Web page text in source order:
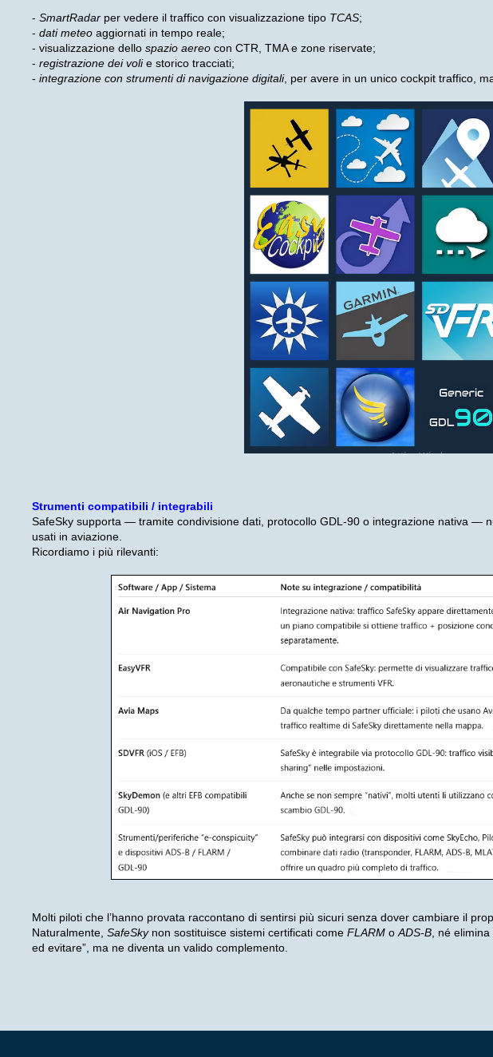
- SmartRadar per vedere il traffico con visualizzazione tipo TCAS;
- dati meteo aggiornati in tempo reale;
- visualizzazione dello spazio aereo con CTR, TMA e zone riservate;
- registrazione dei volie storico tracciati;
- integrazione con strumenti di navigazione digitali, per avere in un unico cockpit traffico,
Strumenti compatibili / integrabili
SafeSky supporta — tramite condivisione dati, protocollo GDL‑90 o integrazione nativa —
usati in aviazione.
Ricordiamo i più rilevanti:
Molti piloti che l’hanno provata raccontano di sentirsi più sicuri senza dover cambiare il
Naturalmente, SafeSkynon sostituisce sistemi certificati come FLARM o ADS-B , né
ed evitare”, ma ne diventa un valido complemento.